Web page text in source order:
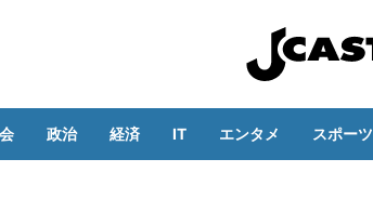
政治 経済 IT エンタメ スポーツ